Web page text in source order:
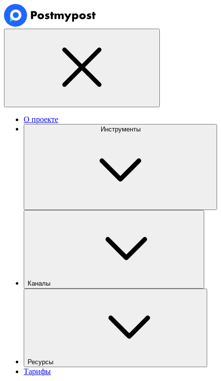
О проекте
Инструменты
Каналы
Ресурсы
Тарифы